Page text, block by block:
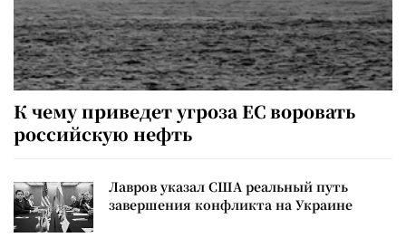
К чему приведет угроза ЕС воровать
российскую нефть
Лавров указал США реальный путь
завершения конфликта на Украине